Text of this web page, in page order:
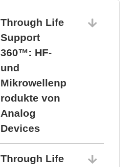
Through Life
Support
360™: HF-
und
Mikrowellenp
rodukte von
Analog
Devices
Through Life